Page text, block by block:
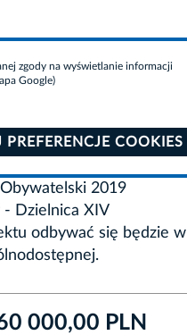
zgody na wyświetlanie informacji
Google)
PREFERENCJE COOKIES
2019
- Dzielnica XIV
odbywać się będzie w
000,00 PLN